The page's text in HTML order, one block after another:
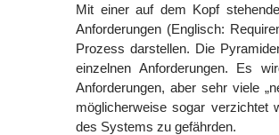
Mit einer auf dem Kopf
Anforderungen (Englisch:
Prozess darstellen. Die
einzelnen Anforderungen. Es
Anforderungen, aber sehr viele
möglicherweise sogar verzichtet
des Systems zu gefährden.